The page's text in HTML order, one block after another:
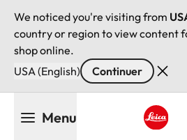
We noticed you're visiting from
country or region to view content
shop online.
USA (English)
Continuer
Menu